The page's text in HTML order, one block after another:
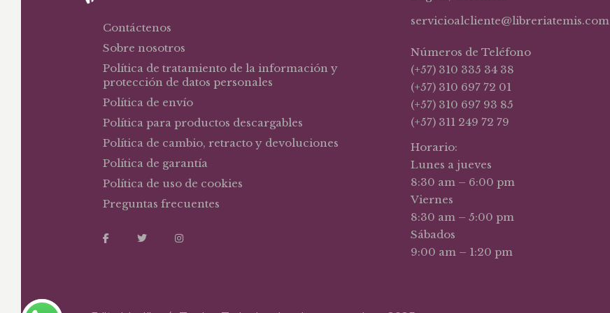
Contáctenos
Sobre nosotros
Política de tratamiento de la información y
protección de datos personales
Política de envío
Política para productos descargables
Política de cambio, retracto y devoluciones
Política de garantía
Política de uso de cookies
Preguntas frecuentes
servicioalcliente@libreriatemis.com
Números de Teléfono
(+57) 310 335 34 38
(+57) 310 697 72 01
(+57) 310 697 93 85
(+57) 311 249 72 79
Horario:
Lunes a jueves
8:30 am – 6:00 pm
Viernes
8:30 am – 5:00 pm
Sábados
9:00 am – 1:20 pm